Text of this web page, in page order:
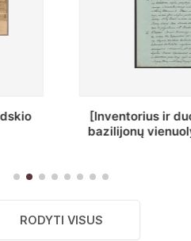
„Wiadomośc
RODYTI VISUS